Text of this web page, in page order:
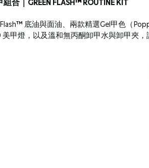
合｜GREEN FLASH™ ROUTINE KIT
底油與面油、兩款精選Gel甲色 （
美甲燈，以及溫和無丙酮卸甲水與卸甲夾